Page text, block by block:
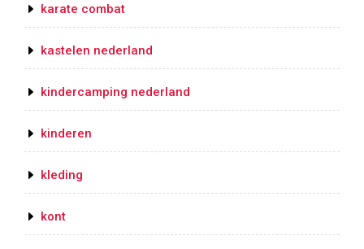
karate combat
kastelen nederland
kindercamping nederland
kinderen
kleding
kont